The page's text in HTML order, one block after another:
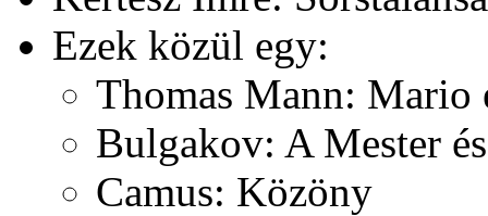
Ezek közül egy:
Thomas Mann: Mario
Bulgakov: A Mester
Camus: Közöny